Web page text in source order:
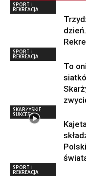
SPORT i
REKREACJA
SPORT i
REKREACJA
To
SKARŻYSKIE
SUKCESY
SPORT i
REKREACJA